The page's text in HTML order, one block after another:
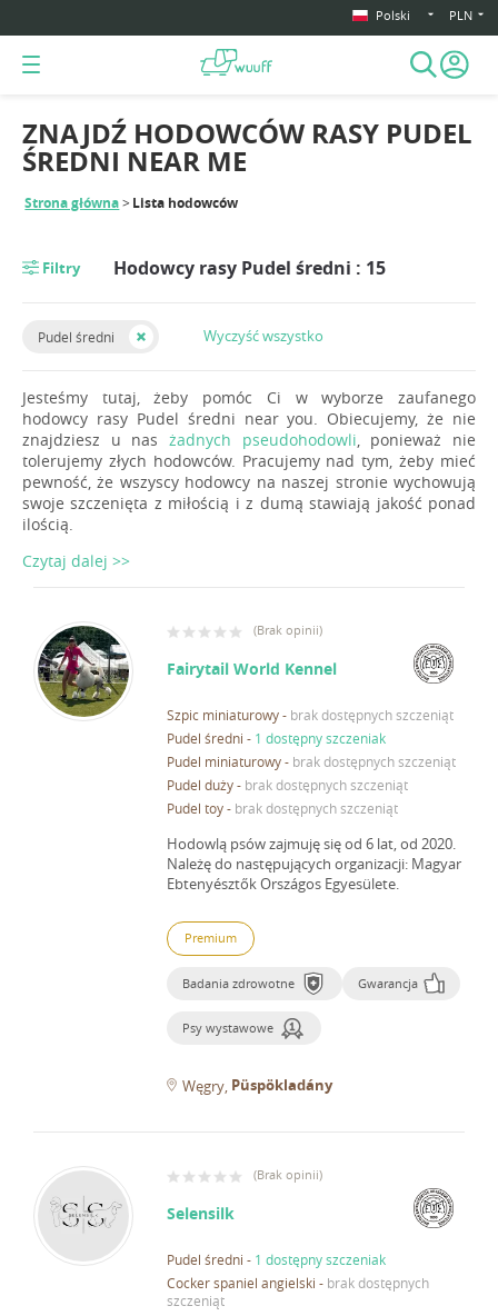
Polski PLN
Strona główna Lista hodowców
ZNAJDŹ HODOWCÓW RASY PUDEL
ŚREDNI NEAR ME
Filtry Hodowcy rasy Pudel średni : 15
Pudel średni Wyczyść wszystko
Jesteśmy tutaj, żeby pomóc Ci w wyborze zaufanego
hodowcy rasy Pudel średni near you. Obiecujemy, że nie
znajdziesz u nas żadnych pseudohodowli , ponieważ nie
tolerujemy złych hodowców. Pracujemy nad tym, żeby mieć
pewność, że wszyscy hodowcy na naszej stronie wychowują
swoje szczenięta z miłością i z dumą stawiają jakość ponad
ilością.
Czytaj dalej >>
(Brak opinii)
Fairytail World Kennel
Szpic miniaturowy- brak dostępnych szczeniąt
Pudel średni - 1 dostępny szczeniak
Pudel miniaturowy- brak dostępnych szczeniąt
Pudel duży- brak dostępnych szczeniąt
Pudel toy- brak dostępnych szczeniąt
Hodowlą psów zajmuję się od 6 lat, od 2020.
Należę do następujących organizacji: Magyar
Ebtenyésztők Országos Egyesülete.
Premium
Badania zdrowotne Gwarancja
Psy wystawowe
Węgry Püspökladány
(Brak opinii)
Selensilk
Pudel średni - 1 dostępny szczeniak
Cocker spaniel angielski - brak dostępnych
szczeniąt